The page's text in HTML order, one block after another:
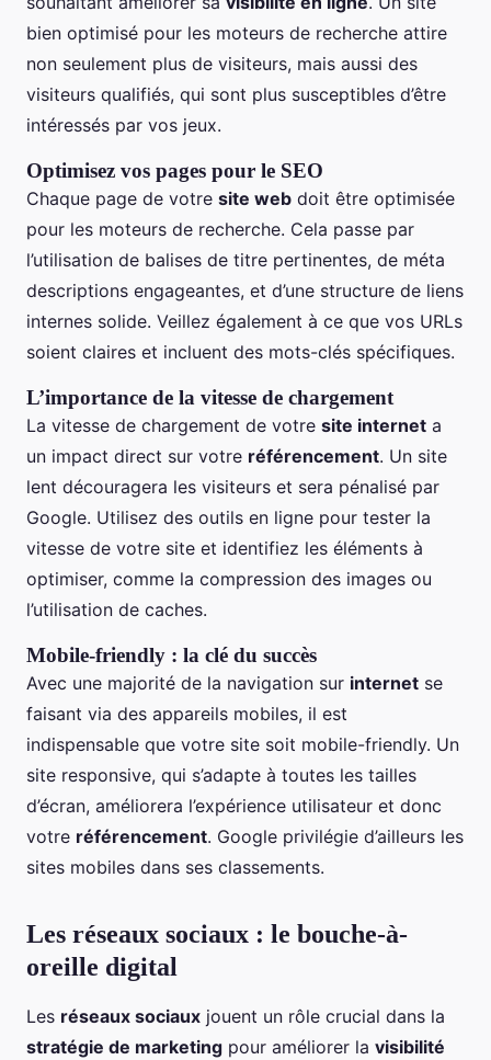
bien optimisé pour les moteurs de recherche attire
non seulement plus de visiteurs, mais aussi des
visiteurs qualifiés, qui sont plus susceptibles d’être
intéressés par vos jeux.
Optimisez vos pages pour le SEO
Chaque page de votre site web doit être optimisée
pour les moteurs de recherche. Cela passe par
l’utilisation de balises de titre pertinentes, de méta
descriptions engageantes, et d’une structure de liens
internes solide. Veillez également à ce que vos URLs
soient claires et incluent des mots-clés spécifiques.
L’importance de la vitesse de chargement
La vitesse de chargement de votre site internet a
un impact direct sur votre référencement. Un site
lent découragera les visiteurs et sera pénalisé par
Google. Utilisez des outils en ligne pour tester la
vitesse de votre site et identifiez les éléments à
optimiser, comme la compression des images ou
l’utilisation de caches.
Mobile-friendly : la clé du succès
Avec une majorité de la navigation sur internet se
faisant via des appareils mobiles, il est
indispensable que votre site soit mobile-friendly. Un
site responsive, qui s’adapte à toutes les tailles
d’écran, améliorera l’expérience utilisateur et donc
votre référencement. Google privilégie d’ailleurs les
sites mobiles dans ses classements.
Les réseaux sociaux : le bouche-à-
oreille digital
Les réseaux sociaux jouent un rôle crucial dans la
stratégie de marketing pour améliorer la visibilité